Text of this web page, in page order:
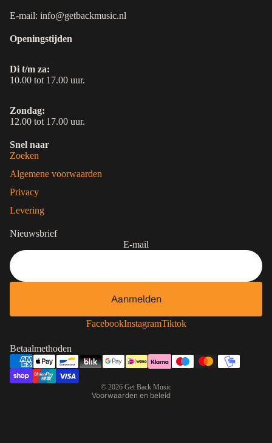
E-mail: info@getbackmusic.nl
Openingstijden
Di t/m za:
10.00 tot 17.00 uur.
Zondag:
12.00 tot 17.00 uur.
Snel naar
Zoeken
Algemene voorwaarden
Privacy
Levering
Nieuwsbrief
E-mail
Aanmelden
FacebookInstagramTiktok
Betaalmethoden
© 2026 Get Back Music
Voorwaarden en beleid
Privacybeleid
Algemene voorwaarden
Verzendbeleid